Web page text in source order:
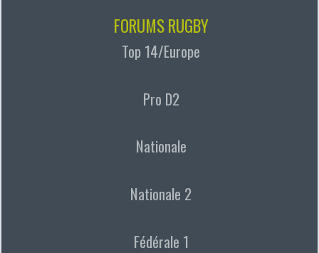
FORUMS RUGBY
Top 14/Europe
Pro D2
Nationale
Nationale 2
Fédérale 1